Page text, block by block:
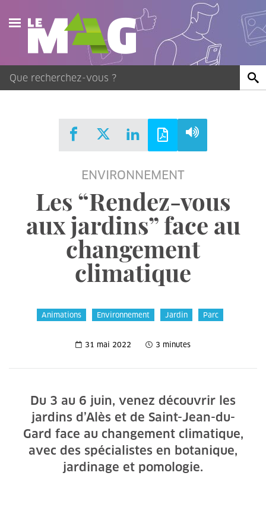
Actualités
Agenda
Publications
ENVIRONNEMENT
Les “Rendez-vous
aux jardins” face au
changement
climatique
Animations Environnement Jardin Parc
31 mai 2022 3 minutes
Du 3 au 6 juin, venez découvrir les
jardins d’Alès et de Saint-Jean-du-
Gard face au changement climatique,
avec des spécialistes en botanique,
jardinage et pomologie.